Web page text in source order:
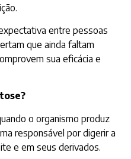
entre pessoas
que ainda faltam
sua eficácia e
o organismo produz
responsável por digerir a
e em seus derivados.